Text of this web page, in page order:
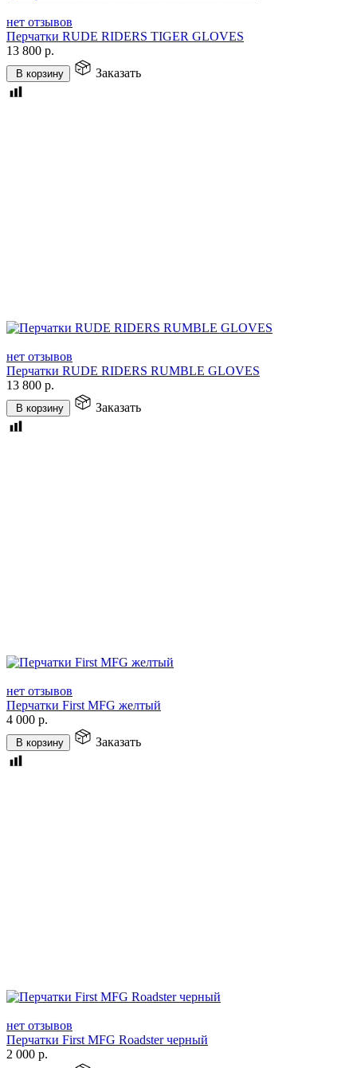
нет отзывов
Перчатки RUDE RIDERS TIGER GLOVES
13 800 р.
В корзину Заказать
нет отзывов
Перчатки RUDE RIDERS RUMBLE GLOVES
13 800 р.
В корзину Заказать
нет отзывов
Перчатки First MFG желтый
4 000 р.
В корзину Заказать
нет отзывов
Перчатки First MFG Roadster черный
2 000 р.